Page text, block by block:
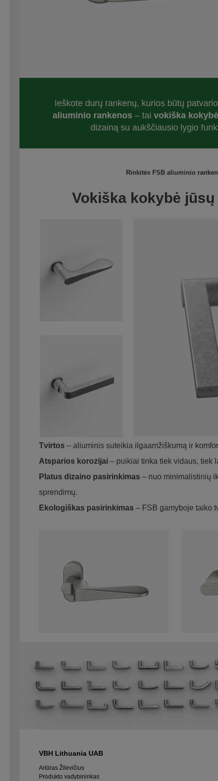
Ieškote durų rankenų, kurios būtų
aliuminio rankenos – tai vokiška
dizainą su aukščiausio lygio
Rinkitės FSB aliuminio
Vokiška kokybė
Tvirtos – aliuminis suteikia ilgaamžiškumą ir
Atsparios korozijai – puikiai tinka tiek vidaus, tiek
Platus dizaino pasirinkimas – nuo minimalistinių
sprendimų.
Ekologiškas pasirinkimas – FSB gamyboje taiko
VBH Lithuania UAB
Artūras Žilevičius
Produkto vadybininkas